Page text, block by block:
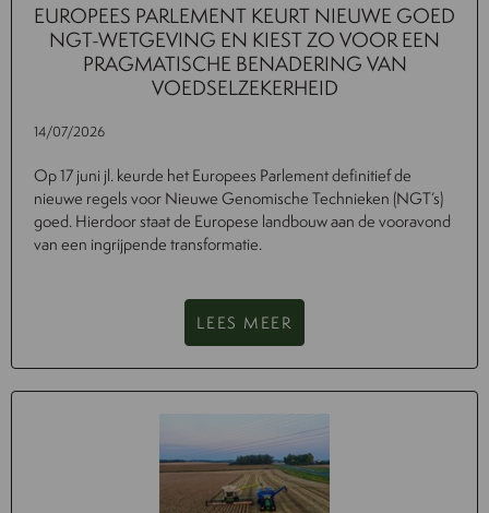
EUROPEES PARLEMENT KEURT NIEUWE GOED
NGT-WETGEVING EN KIEST ZO VOOR EEN
PRAGMATISCHE BENADERING VAN
VOEDSELZEKERHEID
14/07/2026
Op 17 juni jl. keurde het Europees Parlement definitief de
nieuwe regels voor Nieuwe Genomische Technieken (NGT’s)
goed. Hierdoor staat de Europese landbouw aan de vooravond
van een ingrijpende transformatie.
LEES MEER